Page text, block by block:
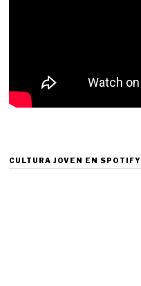
CULTURA JOVEN EN SPOTIFY